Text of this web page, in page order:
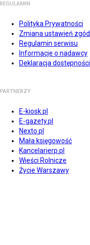
REGULAMIN
Polityka Prywatności
Zmiana ustawień zgód
Regulamin serwisu
Informacje o nadawcy
Deklaracja dostępności
PARTNERZY
E-kiosk.pl
E-gazety.pl
Nexto.pl
Mała księgowość
Kancelarierp.pl
Wieści Rolnicze
Życie Warszawy